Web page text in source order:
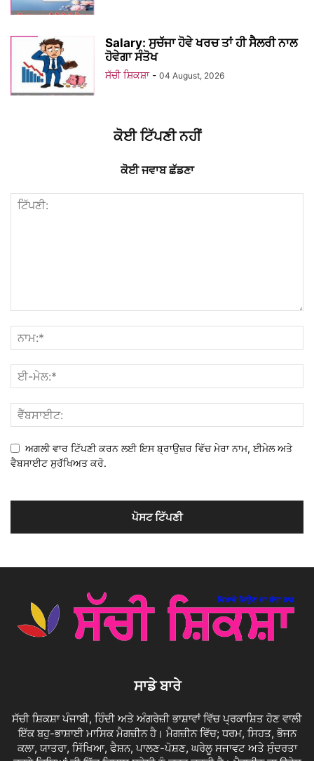
Salary: ਸੁਚੱਜਾ ਹੋਵੇ ਖਰਚ ਤਾਂ ਹੀ ਸੈਲਰੀ ਨਾਲ
ਹੋਵੇਗਾ ਸੰਤੋਖ
ਸੱਚੀ ਸ਼ਿਕਸ਼ਾ - 04 August, 2026
ਕੋਈ ਟਿੱਪਣੀ ਨਹੀਂ
ਕੋਈ ਜਵਾਬ ਛੱਡਣਾ
ਅਗਲੀ ਵਾਰ ਟਿੱਪਣੀ ਕਰਨ ਲਈ ਇਸ ਬ੍ਰਾਉਜ਼ਰ ਵਿੱਚ ਮੇਰਾ ਨਾਮ, ਈਮੇਲ ਅਤੇ
ਵੈਬਸਾਈਟ ਸੁਰੱਖਿਅਤ ਕਰੋ.
ਸਾਡੇ ਬਾਰੇ
ਸੱਚੀ ਸ਼ਿਕਸ਼ਾ ਪੰਜਾਬੀ, ਹਿੰਦੀ ਅਤੇ ਅੰਗਰੇਜ਼ੀ ਭਾਸ਼ਾਵਾਂ ਵਿੱਚ ਪ੍ਰਕਾਸ਼ਿਤ ਹੋਣ ਵਾਲੀ
ਇੱਕ ਬਹੁ-ਭਾਸ਼ਾਈ ਮਾਸਿਕ ਮੈਗਜ਼ੀਨ ਹੈ। ਮੈਗਜ਼ੀਨ ਵਿੱਚ; ਧਰਮ, ਸਿਹਤ, ਭੋਜਨ
ਕਲਾ, ਯਾਤਰਾ, ਸਿੱਖਿਆ, ਫੈਸ਼ਨ, ਪਾਲਣ-ਪੋਸ਼ਣ, ਘਰੇਲੂ ਸਜਾਵਟ ਅਤੇ ਸੁੰਦਰਤਾ